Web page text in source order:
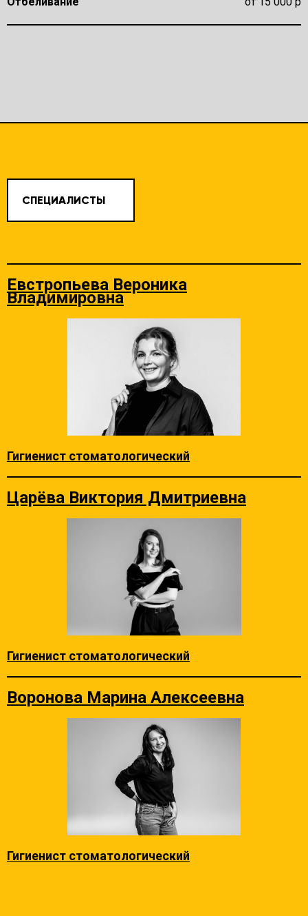
СПЕЦИАЛИСТЫ
Евстропьева Вероника
Владимировна
Гигиенист стоматологический
Царёва Виктория Дмитриевна
Гигиенист стоматологический
Воронова Марина Алексеевна
Гигиенист стоматологический